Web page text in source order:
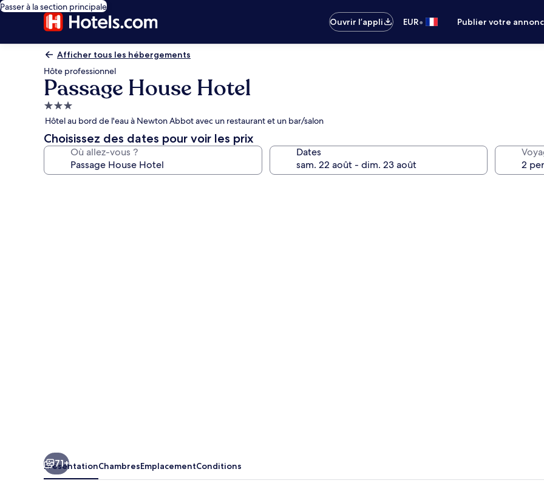
Passer à la section principale
Ouvrir l’appli
EUR• Publier votre
Afficher tous les hébergements
Hôte professionnel
Passage House Hotel
Hébergement
3.0 étoiles
Hôtel au bord de l'eau à Newton Abbot avec un restaurant et un bar/salon
Choisissez des dates pour voir les prix
Où allez-vous ? Dates
71+
PrésentationChambresEmplacementConditions